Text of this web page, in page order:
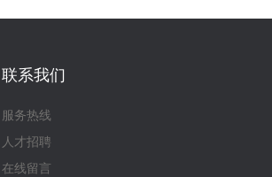
联系我们
服务热线
人才招聘
在线留言